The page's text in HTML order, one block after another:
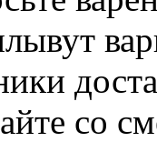
со